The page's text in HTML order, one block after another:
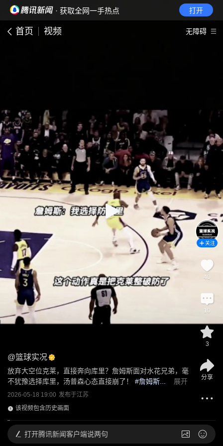
· 获取全网一手热点 打开
首页 视频 无障碍
@篮球实况
放弃大空位克莱，直接奔向库里？詹姆斯面对水花兄弟，毫
不犹豫选择库里，汤普森心态直接崩了！
#詹姆斯... 展开
2026-05-18 19:00 发布于江苏
该视频包含历史画面
关注
40
10
3
分享
打开腾讯新闻客户端说两句